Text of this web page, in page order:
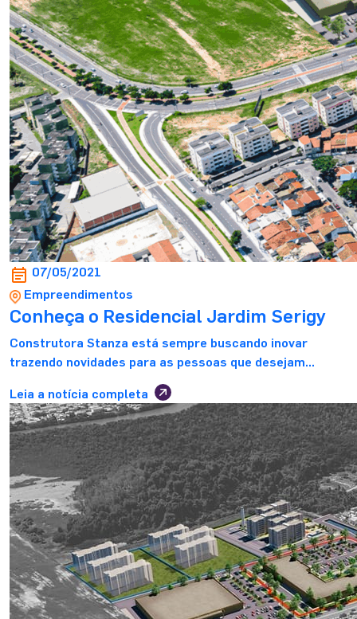
07/05/2021
Empreendimentos
Conheça o Residencial Jardim Serigy
Construtora Stanza está sempre buscando inovar
trazendo novidades para as pessoas que desejam
adquirir um imóvel, ainda mais quando se trata do seu
primeiro imóvel. Por isso, apresentamos a você o
Residencial Jardim Serigy, que sem dúvidas é o
lançamento do ano. O Residencial Jardim Serigy Trata-
se de um condomínio com uma localização ideal para […]
Leia a notícia completa